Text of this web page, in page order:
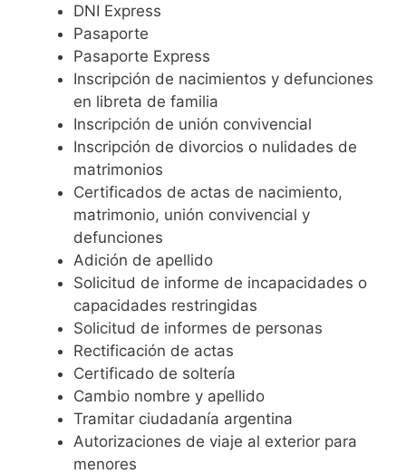
DNI Express
Pasaporte
Pasaporte Express
Inscripción de nacimientos y defunciones
en libreta de familia
Inscripción de unión convivencial
Inscripción de divorcios o nulidades de
matrimonios
Certificados de actas de nacimiento,
matrimonio, unión convivencial y
defunciones
Adición de apellido
Solicitud de informe de incapacidades o
capacidades restringidas
Solicitud de informes de personas
Rectificación de actas
Certificado de soltería
Cambio nombre y apellido
Tramitar ciudadanía argentina
Autorizaciones de viaje al exterior para
menores